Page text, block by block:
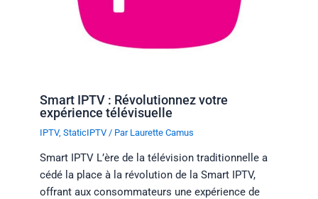
Smart IPTV : Révolutionnez votre
expérience télévisuelle
IPTV,StaticIPTV / Par Laurette Camus
Smart IPTV L’ère de la télévision traditionnelle a
cédé la place à la révolution de la Smart IPTV,
offrant aux consommateurs une expérience de